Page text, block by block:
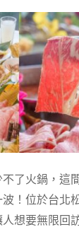
了火鍋，這
！位於台北
想要無限回